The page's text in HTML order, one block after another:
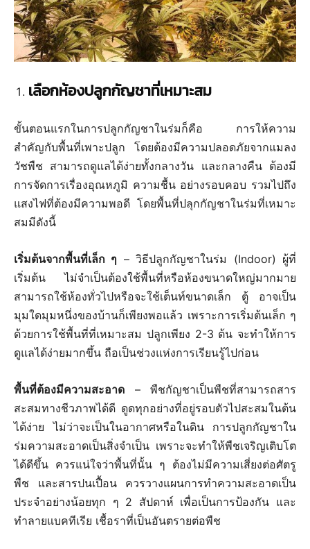
พาณิชย์
เลือกห้องปลูกกัญชาที่เหมาะสม
ขั้นตอนแรกในการปลูกกัญชาในร่มก็คือ การให้ความ
สำคัญกับพื้นที่เพาะปลูก โดยต้องมีความปลอดภัยจากแมลง
วัชพืช สามารถดูแลได้ง่ายทั้งกลางวัน และกลางคืน ต้องมี
การจัดการเรื่องอุณหภูมิ ความชื้น อย่างรอบคอบ รวมไปถึง
แสงไฟที่ต้องมีความพอดี โดยพื้นที่ปลุกกัญชาในร่มที่เหมาะ
สมมีดังนี้
เริ่มต้นจากพื้นที่เล็ก ๆ – วิธีปลูกกัญชาในร่ม (Indoor) ผู้ที่
เริ่มต้น ไม่จำเป็นต้องใช้พื้นที่หรือห้องขนาดใหญ่มากมาย
สามารถใช้ห้องทั่วไปหรือจะใช้เต็นท์ขนาดเล็ก ตู้ อาจเป็น
มุมใดมุมหนึ่งของบ้านก็เพียงพอแล้ว เพราะการเริ่มต้นเล็ก ๆ
ด้วยการใช้พื้นที่ที่เหมาะสม ปลูกเพียง 2-3 ต้น จะทำให้การ
ดูแลได้ง่ายมากขึ้น ถือเป็นช่วงแห่งการเรียนรู้ไปก่อน
พื้นที่ต้องมีความสะอาด – พืชกัญชาเป็นพืชที่สามารถสาร
สะสมทางชีวภาพได้ดี ดูดทุกอย่างที่อยู่รอบตัวไปสะสมในต้น
ได้ง่าย ไม่ว่าจะเป็นในอากาศหรือในดิน การปลูกกัญชาใน
ร่มความสะอาดเป็นสิ่งจำเป็น เพราะจะทำให้พืชเจริญเติบโต
ได้ดีขึ้น ควรแน่ใจว่าพื้นที่นั้น ๆ ต้องไม่มีความเสี่ยงต่อศัตรู
พืช และสารปนเปื้อน ควรวางแผนการทำความสะอาดเป็น
ประจำอย่างน้อยทุก ๆ 2 สัปดาห์ เพื่อเป็นการป้องกัน และ
ทำลายแบคทีเรีย เชื้อราที่เป็นอันตรายต่อพืช